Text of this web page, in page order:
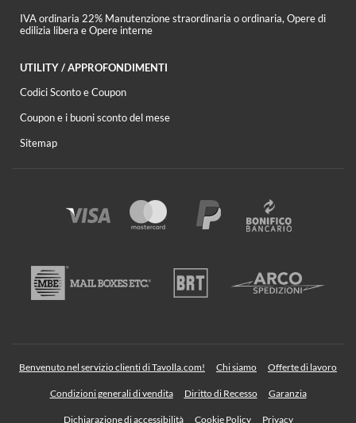
IVA ordinaria 22% Manutenzione straordinaria o ordinaria, Opere di
edilizia libera e Opere interne
UTILITY / APPROFONDIMENTI
Codici Sconto e Coupon
Coupon e i buoni sconto del mese
Sitemap
Benvenuto nel servizio clienti di Tavolla.com! Chi siamo Offerte di lavoro
Condizioni generali di vendita Diritto di Recesso Garanzia
Dichiarazione di accessibilità Cookie Policy Privacy